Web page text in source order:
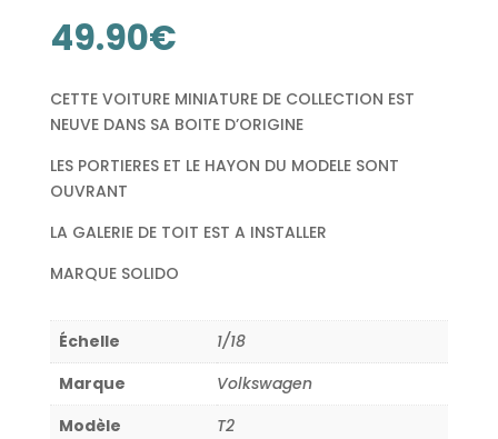
49.90€
CETTE VOITURE MINIATURE DE COLLECTION EST
NEUVE DANS SA BOITE D’ORIGINE
LES PORTIERES ET LE HAYON DU MODELE SONT
OUVRANT
LA GALERIE DE TOIT EST A INSTALLER
MARQUE SOLIDO
Échelle
1/18
Marque
Volkswagen
Modèle
T2